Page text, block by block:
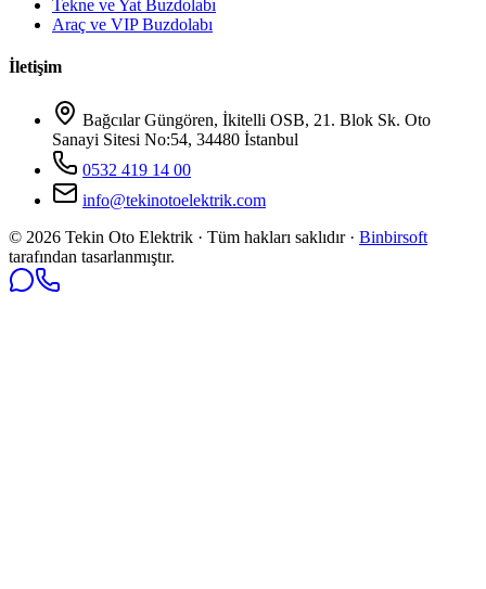
Tekne ve Yat Buzdolabı
Araç ve VIP Buzdolabı
İletişim
Bağcılar Güngören, İkitelli OSB, 21. Blok Sk. Oto
Sanayi Sitesi No:54, 34480 İstanbul
0532 419 14 00
info@tekinotoelektrik.com
© 2026 Tekin Oto Elektrik · Tüm hakları saklıdır · Binbirsoft
tarafından tasarlanmıştır.